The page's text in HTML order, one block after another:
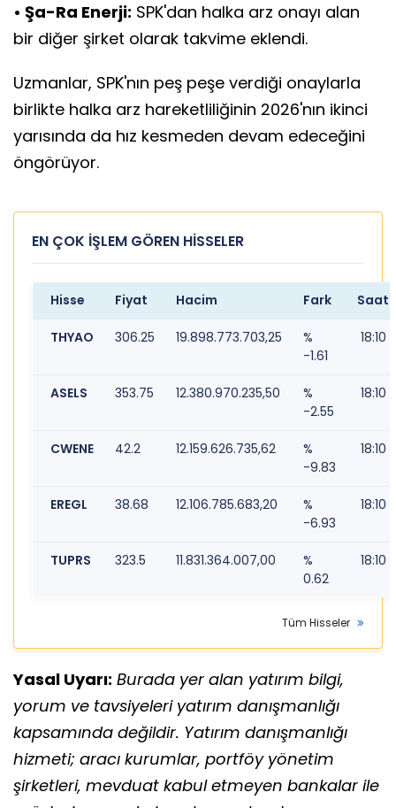
• Şa-Ra Enerji: SPK'dan halka arz onayı alan
bir diğer şirket olarak takvime eklendi.
Uzmanlar, SPK'nın peş peşe verdiği onaylarla
birlikte halka arz hareketliliğinin 2026'nın ikinci
yarısında da hız kesmeden devam edeceğini
öngörüyor.
EN ÇOK İŞLEM GÖREN HİSSELER
Hisse Fiyat Hacim Fark Saat
THYAO 306.25 19.898.773.703,25
%
-1.61
18:10
ASELS 353.75 12.380.970.235,50
%
-2.55
18:10
CWENE 42.2 12.159.626.735,62
%
-9.83
18:10
EREGL 38.68 12.106.785.683,20
%
-6.93
18:10
TUPRS 323.5 11.831.364.007,00
%
0.62
18:10
Tüm Hisseler
Yasal Uyarı: Burada yer alan yatırım bilgi,
yorum ve tavsiyeleri yatırım danışmanlığı
kapsamında değildir. Yatırım danışmanlığı
hizmeti; aracı kurumlar, portföy yönetim
şirketleri, mevduat kabul etmeyen bankalar ile